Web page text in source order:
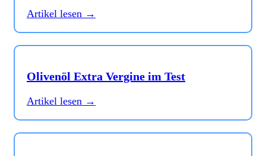
Artikel lesen →
Olivenöl Extra Vergine im Test
Artikel lesen →